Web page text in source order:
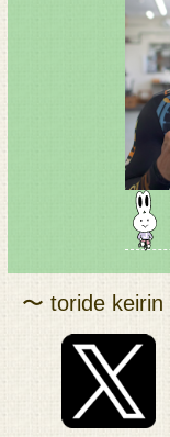
〜 toride keirin